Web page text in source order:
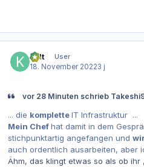
kylt
User
18. November 20223 j
vor 28 Minuten schrieb
... die kompletteIT Infrastruktur ...
Mein Chefhat damit in dem
stichpunktartig angefangen und
auch ordentlich ausarbeiten, aber
Ähm, das klingt etwas so als ob